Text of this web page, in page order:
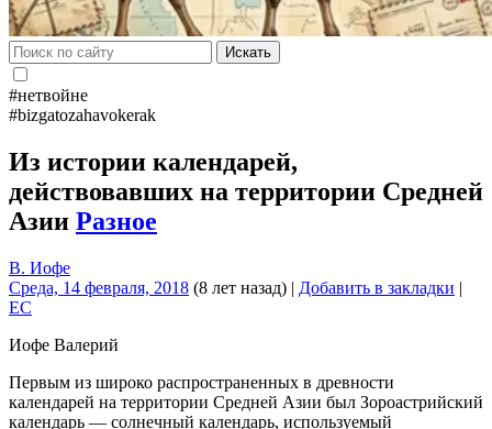
Искать
#нетвойне
#bizgatozahavokerak
Из истории календарей,
действовавших на территории Средней
Азии Разное
В. Иофе
Среда, 14 февраля, 2018 (8 лет назад) | Добавить в закладки |
EC
Иофе Валерий
Первым из широко распространенных в древности
календарей на территории Средней Азии был Зороастрийский
календарь — солнечный календарь, используемый